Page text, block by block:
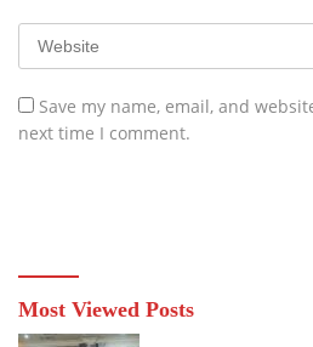
Save my name, email, and
next time I comment.
Most Viewed Posts